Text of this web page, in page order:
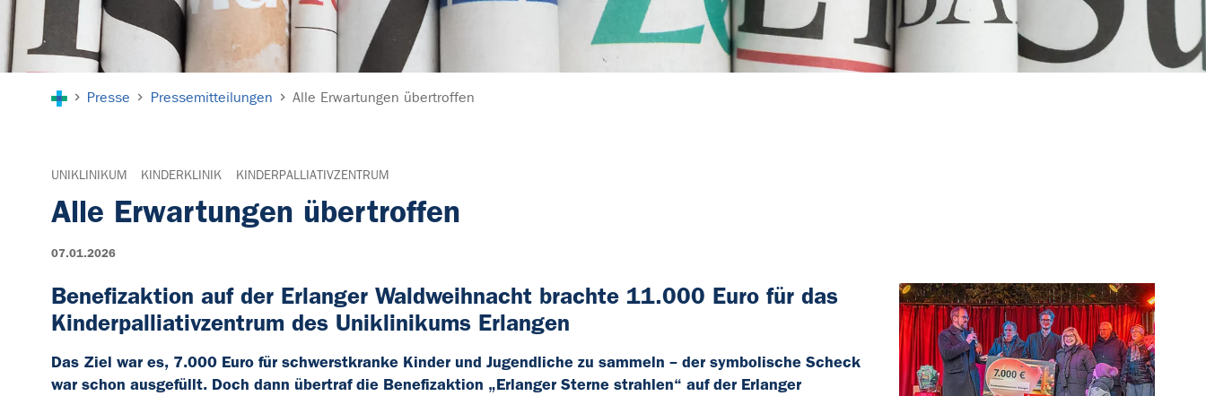
Presse Pressemitteilungen Alle Erwartungen übertroffen
UNIKLINIKUM KINDERKLINIK KINDERPALLIATIVZENTRUM
Alle Erwartungen übertroffen
07.01.2026
Benefizaktion auf der Erlanger Waldweihnacht brachte 11.000 Euro für das
Kinderpalliativzentrum des Uniklinikums Erlangen
Das Ziel war es, 7.000 Euro für schwerstkranke Kinder und Jugendliche zu sammeln – der symbolische Scheck
war schon ausgefüllt. Doch dann übertraf die Benefizaktion „Erlanger Sterne strahlen“ auf der Erlanger